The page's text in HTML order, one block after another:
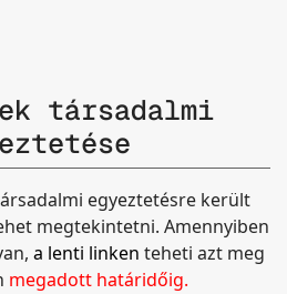
társadalmi
egyeztetésre került
megtekintetni. Amennyiben
a lenti linken teheti azt meg
megadott határidőig.